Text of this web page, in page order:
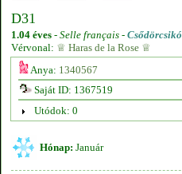
D31
1.04 éves - Selle français - Csődörcsikó
Vérvonal: ♕ Haras de la Rose ♕
Anya: 1340567
Saját ID: 1367519
Utódok: 0
Hónap: Január